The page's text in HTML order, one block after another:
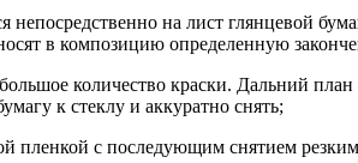
непосредственно на лист глянцевой
в композицию определенную
количество краски. Дальний
к стеклу и аккуратно снять;
пленкой с последующим снятием